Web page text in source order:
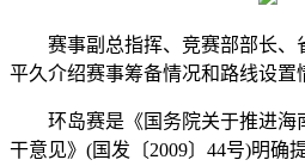
赛事副总指挥、竞赛部部长、
平久介绍赛事筹备情况和路线设置
环岛赛是《国务院关于推进海
干意见》(国发〔2009〕44号)明确